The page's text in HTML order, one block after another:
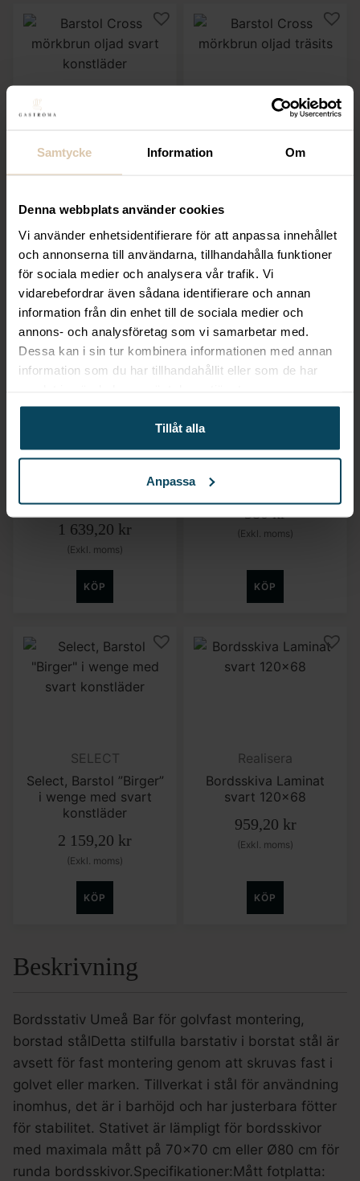
Samtycke Information Om
Denna webbplats använder cookies
Vi använder enhetsidentifierare för att anpassa innehållet
och annonserna till användarna, tillhandahålla funktioner
för sociala medier och analysera vår trafik. Vi
vidarebefordrar även sådana identifierare och annan
information från din enhet till de sociala medier och
annons- och analysföretag som vi samarbetar med.
Dessa kan i sin tur kombinera informationen med annan
information som du har tillhandahållit eller som de har
Tillåt alla
Anpassa
Barstol Cross
mörkbrun oljad svart
2 159,20kr
(Exkl. moms)
KÖP
Barstol Cross
KÖP
SELECT
”Madonna M” i wenge
med svart konstläder
1 639,20 kr
(Exkl. moms)
KÖP
Realisera
580kr
(Exkl. moms)
KÖP
SELECT
Select, Barstol ”Birger”
i wenge med svart
konstläder
2 159,20 kr
(Exkl. moms)
KÖP
Realisera
Bordsskiva Laminat
svart 120×68
959,20 kr
(Exkl. moms)
KÖP
Beskrivning
Bordsstativ Umeå Bar för golvfast montering,
borstad stålDetta stilfulla barstativ i borstat stål är
avsett för fast montering genom att skruvas fast i
golvet eller marken. Tillverkat i stål för användning
inomhus, det är i barhöjd och har justerbara fötter
för stabilitet. Stativet är lämpligt för bordsskivor
med maximala mått på 70×70 cm eller Ø80 cm för
runda bordsskivor.Specifikationer:Mått fotplatta: